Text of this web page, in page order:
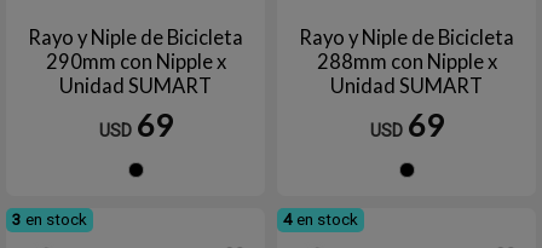
Rayo y Niple de Bicicleta
290mm con Nipple x
Unidad SUMART
USD 69
Rayo y Niple de Bicicleta
288mm con Nipple x
Unidad SUMART
USD 69
3 en stock 4 en stock